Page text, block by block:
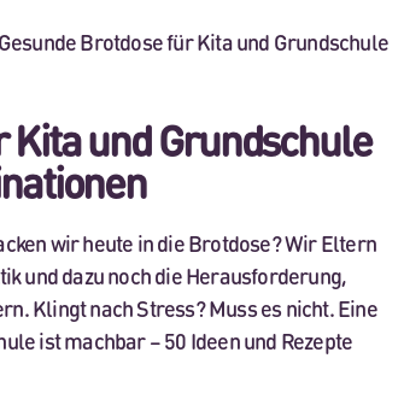
und Grundschule
wir heute in die Brotdose? Wir Eltern
und dazu noch die Herausforderung,
Klingt nach Stress? Muss es nicht. Eine
ist machbar – 50 Ideen und Rezepte